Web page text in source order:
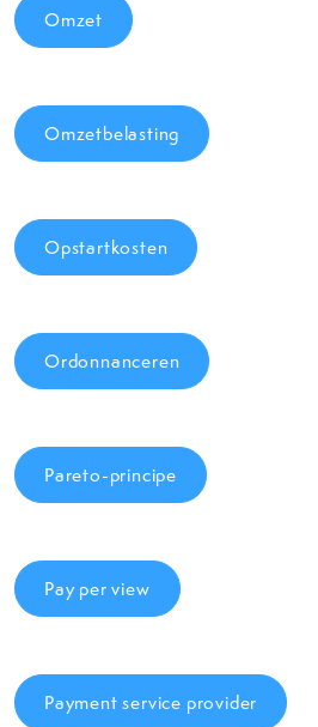
Omzet
Omzetbelasting
Opstartkosten
Ordonnanceren
Pareto-principe
Pay per view
Payment service provider